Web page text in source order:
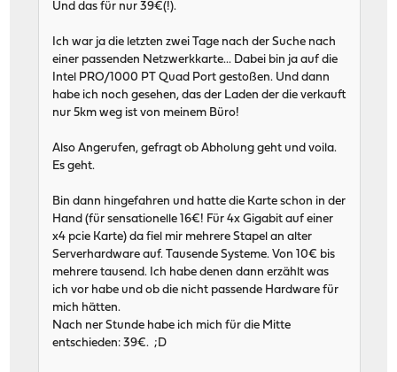
Und das für nur 39€(!).
Ich war ja die letzten zwei Tage nach der Suche nach
einer passenden Netzwerkkarte... Dabei bin ja auf die
Intel PRO/1000 PT Quad Port gestoßen. Und dann
habe ich noch gesehen, das der Laden der die verkauft
nur 5km weg ist von meinem Büro!
Also Angerufen, gefragt ob Abholung geht und voila.
Es geht.
Bin dann hingefahren und hatte die Karte schon in der
Hand (für sensationelle 16€! Für 4x Gigabit auf einer
x4 pcie Karte) da fiel mir mehrere Stapel an alter
Serverhardware auf. Tausende Systeme. Von 10€ bis
mehrere tausend. Ich habe denen dann erzählt was
ich vor habe und ob die nicht passende Hardware für
mich hätten.
Nach ner Stunde habe ich mich für die Mitte
entschieden: 39€. ;D